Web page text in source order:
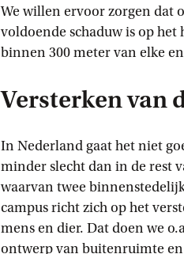
We willen ervoor zorgen dat
voldoende schaduw is op
binnen 300 meter van elke
Versterken van
In Nederland gaat het niet
minder slecht dan in de rest
waarvan twee
campus richt zich op het
mens en dier. Dat doen we
ontwerp van buitenruimte